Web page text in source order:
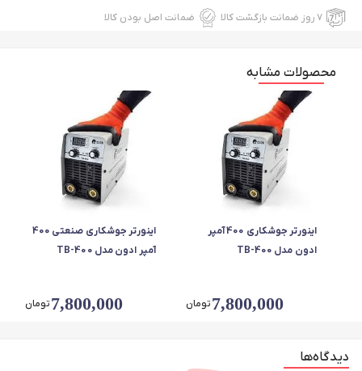
۷ روز ضمانت بازگشت کالا ضمانت اصل بودن کالا
محصولات مشابه
اینورتر جوشکاری 400 آمپر
ادون مدل TB-400
7,800,000تومان
اینورتر جوشکاری صنعتی 400
آمپر ادون مدل TB-400
7,800,000تومان
دیدگاه‌ها